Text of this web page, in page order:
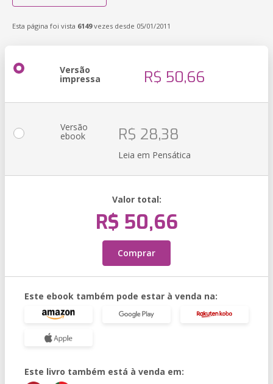
Esta página foi vista 6149vezes desde 05/01/2011
Versão
impressa R$ 50,66
Versão
ebook R$ 28,38
Leia em Pensática
Valor total:
R$ 50,66
Comprar
Este ebook também pode estar à venda na:
Este livro também está à venda em: